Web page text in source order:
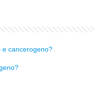
e cancerogeno?